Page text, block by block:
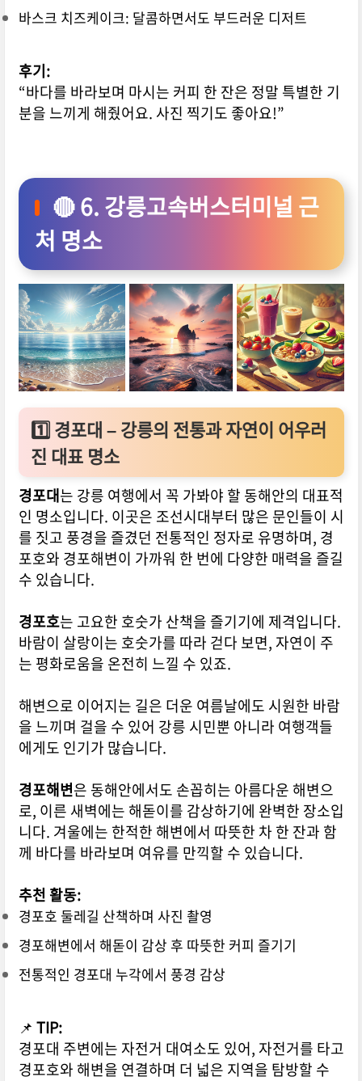
바스크 치즈케이크: 달콤하면서도 부드러운 디저트
후기:
“바다를 바라보며 마시는 커피 한 잔은 정말 특별한 기
분을 느끼게 해줬어요. 사진 찍기도 좋아요!”
🔴 6. 강릉고속버스터미널 근
처 명소
1️⃣경포대 – 강릉의 전통과 자연이 어우러
진 대표 명소
경포대는 강릉 여행에서 꼭 가봐야 할 동해안의 대표적
인 명소입니다. 이곳은 조선시대부터 많은 문인들이 시
를 짓고 풍경을 즐겼던 전통적인 정자로 유명하며, 경
포호와 경포해변이 가까워 한 번에 다양한 매력을 즐길
수 있습니다.
경포호는 고요한 호숫가 산책을 즐기기에 제격입니다.
바람이 살랑이는 호숫가를 따라 걷다 보면, 자연이 주
는 평화로움을 온전히 느낄 수 있죠.
해변으로 이어지는 길은 더운 여름날에도 시원한 바람
을 느끼며 걸을 수 있어 강릉 시민뿐 아니라 여행객들
에게도 인기가 많습니다.
경포해변은 동해안에서도 손꼽히는 아름다운 해변으
로, 이른 새벽에는 해돋이를 감상하기에 완벽한 장소입
니다. 겨울에는 한적한 해변에서 따뜻한 차 한 잔과 함
께 바다를 바라보며 여유를 만끽할 수 있습니다.
추천 활동:
경포호 둘레길 산책하며 사진 촬영
경포해변에서 해돋이 감상 후 따뜻한 커피 즐기기
전통적인 경포대 누각에서 풍경 감상
📌 TIP:
경포대 주변에는 자전거 대여소도 있어, 자전거를 타고
경포호와 해변을 연결하며 더 넓은 지역을 탐방할 수